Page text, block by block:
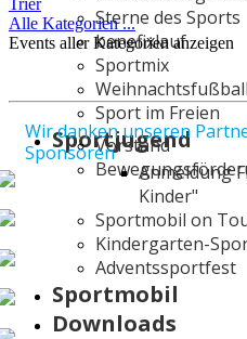
Sterne des Sports
benefixlauf
Sportmix
Sport im Freien
Sportjugend
Vorstand
Anmeldung
Kinder"
Sportmobil on
Kindergarten-
Adventssportfest
Sportmobil
Downloads
Alle Kategorien ...
Events aller Kategorien anzeigen
Wir danken unseren
Sponsoren